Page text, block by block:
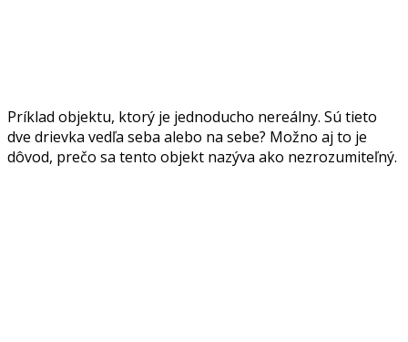
Príklad objektu, ktorý je jednoducho nereálny. Sú tieto
dve drievka vedľa seba alebo na sebe? Možno aj to je
dôvod, prečo sa tento objekt nazýva ako nezrozumiteľný.